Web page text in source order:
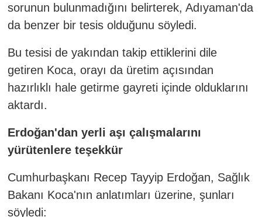
sorunun bulunmadığını belirterek, Adıyaman'da
da benzer bir tesis olduğunu söyledi.
Bu tesisi de yakından takip ettiklerini dile
getiren Koca, orayı da üretim açısından
hazırlıklı hale getirme gayreti içinde olduklarını
aktardı.
Erdoğan'dan yerli aşı çalışmalarını
yürütenlere teşekkür
Cumhurbaşkanı Recep Tayyip Erdoğan, Sağlık
Bakanı Koca'nın anlatımları üzerine, şunları
söyledi: